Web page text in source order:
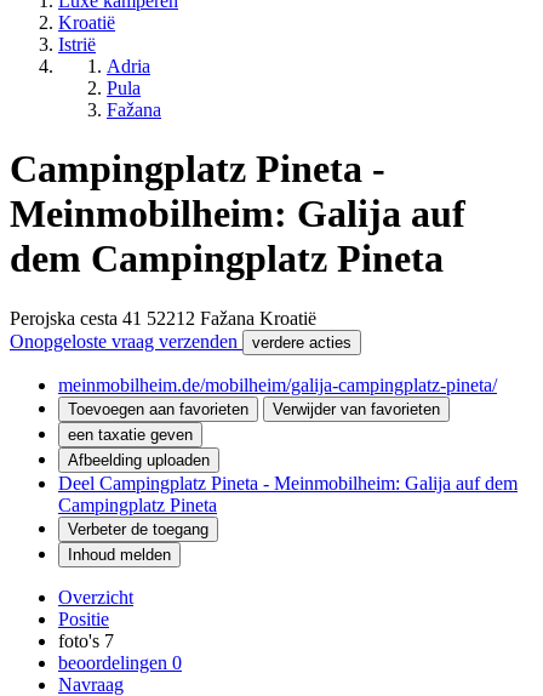
Kroatië
Istrië
Adria
Pula
Fažana
Campingplatz Pineta -
Meinmobilheim: Galija auf
dem Campingplatz Pineta
Perojska cesta 41 52212 Fažana Kroatië
Onopgeloste vraag verzenden
verdere acties
meinmobilheim.de/mobilheim/galija-campingplatz-pineta/
Toevoegen aan favorieten
Verwijder van favorieten
een taxatie geven
Afbeelding uploaden
Deel Campingplatz Pineta - Meinmobilheim: Galija auf dem
Campingplatz Pineta
Verbeter de toegang
Inhoud melden
Overzicht
Positie
foto's 7
beoordelingen 0
Navraag